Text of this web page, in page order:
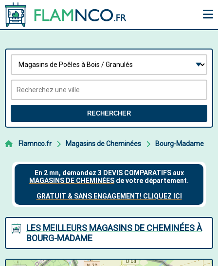
RECHERCHER
Flamnco.fr Magasins de Cheminées Bourg-Madame
LES MEILLEURS MAGASINS DE CHEMINÉES À
BOURG-MADAME